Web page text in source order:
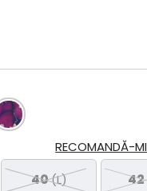
RECOMANDĂ-
40(L) 42